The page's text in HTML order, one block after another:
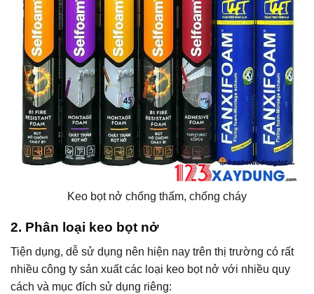
Keo bọt nở chống thấm, chống cháy
2. Phân loại keo bọt nở
Tiện dụng, dễ sử dụng nên hiện nay trên thị trường có rất
nhiều công ty sản xuất các loại keo bọt nở với nhiều quy
cách và mục đích sử dụng riêng: